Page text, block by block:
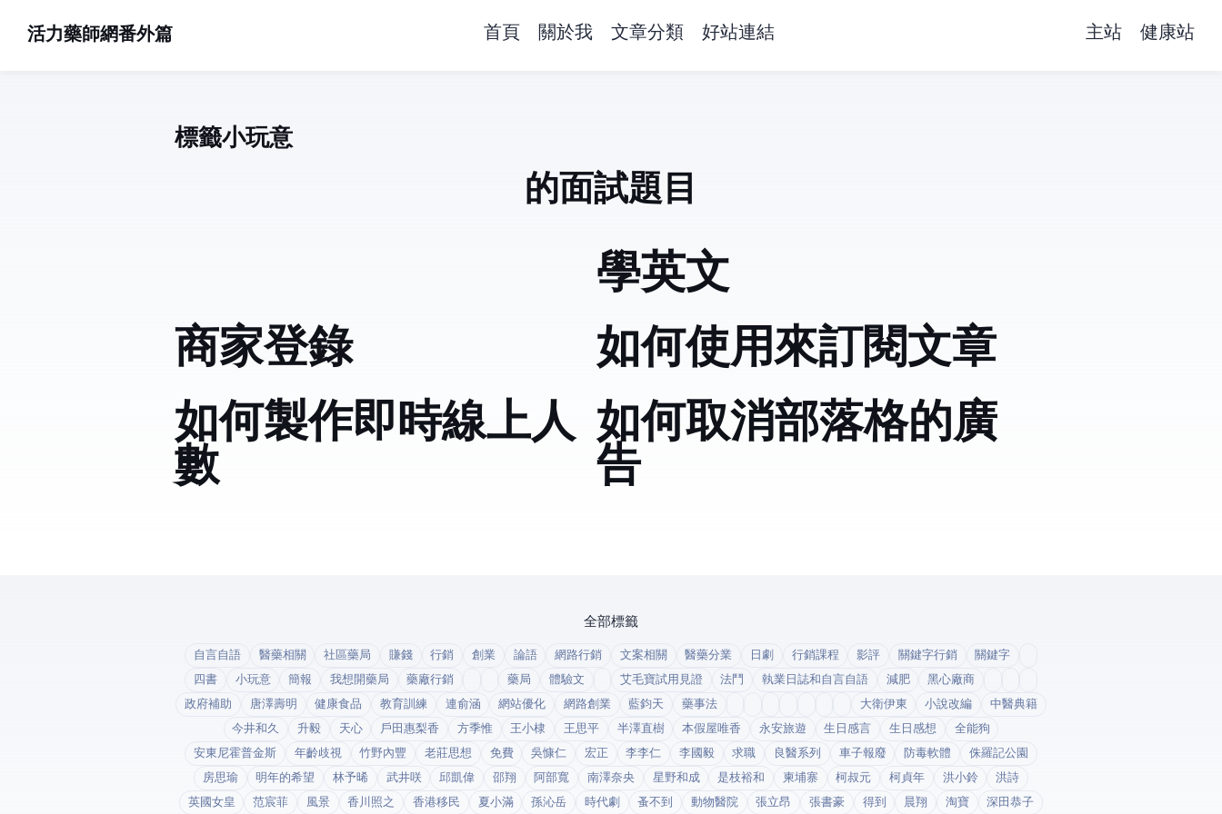
活力藥師網番外篇 首頁 關於我 文章分類 好站連結 主站 健康站
標籤: 小玩意 (7)
Google的面試題目
學英文
Google商家登錄
如何使用Rss來訂閱文章
如何製作即時線上人
數???
如何取消部落格的廣
告
全部標籤
自言自語 醫藥相關 社區藥局 賺錢 行銷 創業 論語 網路行銷 文案相關 醫藥分業 日劇 行銷課程 影評 關鍵字行銷
關鍵字
四書
小玩意 簡報 我想開藥局 藥廠行銷 藥局 體驗文 艾毛寶試用見證 法鬥 執業日誌和自言自語 減肥
黑心廠商
政府補助
唐澤壽明 健康食品 教育訓練 連俞涵 網站優化 網路創業 藍鈞天 藥事法 大衛伊東 小說改編
中醫典籍
今井和久
升毅 天心 戶田惠梨香 方季惟 王小棣 王思平 半澤直樹 本假屋唯香 永安旅遊 生日感言 生日感想
全能狗
安東尼霍普金斯
年齡歧視 竹野內豐 老莊思想 免費 吳慷仁 宏正 李李仁 李國毅 求職 良醫系列 車子報廢 防毒軟體
侏羅記公園
房思瑜
明年的希望 林予晞 武井咲 邱凱偉 邵翔 阿部寬 南澤奈央 星野和成 是枝裕和 柬埔寨 柯叔元 柯貞年 洪小鈴
洪詩
英國女皇
范宸菲 風景 香川照之 香港移民 夏小滿 孫沁岳 時代劇 蚤不到 動物醫院 張立昂 張書豪 得到app 晨翔 淘寶 深田恭子